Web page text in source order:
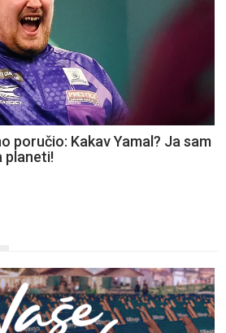
poručio: Kakav Yamal? Ja sam
planeti!